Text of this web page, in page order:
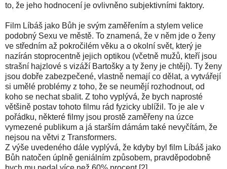
to, že jeho hodnocení je ovlivněno subjektivními faktory.
Film Líbáš jako Bůh je svým zaměřením a stylem velice
podobný Sexu ve městě. To znamená, že v něm jde o ženy
ve středním až pokročilém věku a o okolní svět, který je
nazírán stoprocentně jejich optikou (včetně mužů, kteří jsou
strašní hajzlové s vizáží Bartošky a ty ženy je chtějí). Ty ženy
jsou dobře zabezpečené, vlastně nemají co dělat, a vytvářejí
si umělé problémy z toho, že se neumějí rozhodnout, od
koho se nechat sbalit. Z toho vyplývá, že bych naprosté
většině postav tohoto filmu rád fyzicky ublížil. To je ale v
pořádku, některé filmy jsou prostě zaměřeny na úzce
vymezené publikum a já starším dámám také nevyčítám, že
nejsou na větvi z Transformers.
Z výše uvedeného dále vyplývá, že kdyby byl film Líbáš jako
Bůh natočen úplně geniálním způsobem, pravděpodobně